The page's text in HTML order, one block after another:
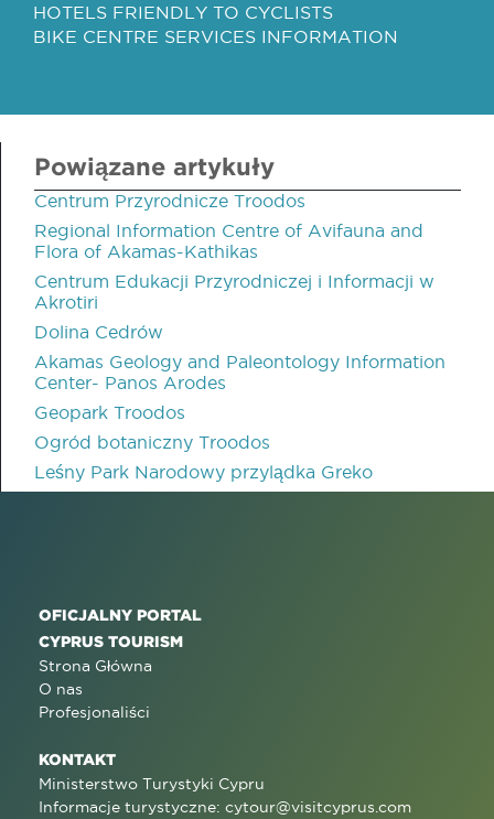
HOTELS FRIENDLY TO CYCLISTS
BIKE CENTRE SERVICES INFORMATION
Powiązane artykuły
Centrum Przyrodnicze Troodos
Regional Information Centre of Avifauna and
Flora of Akamas-Kathikas
Centrum Edukacji Przyrodniczej i Informacji w
Akrotiri
Dolina Cedrów
Akamas Geology and Paleontology Information
Center- Panos Arodes
Geopark Troodos
Ogród botaniczny Troodos
Leśny Park Narodowy przylądka Greko
OFICJALNY PORTAL
CYPRUS TOURISM
Strona Główna
O nas
Profesjonaliści
KONTAKT
Ministerstwo Turystyki Cypru
Informacje turystyczne: cytour@visitcyprus.com